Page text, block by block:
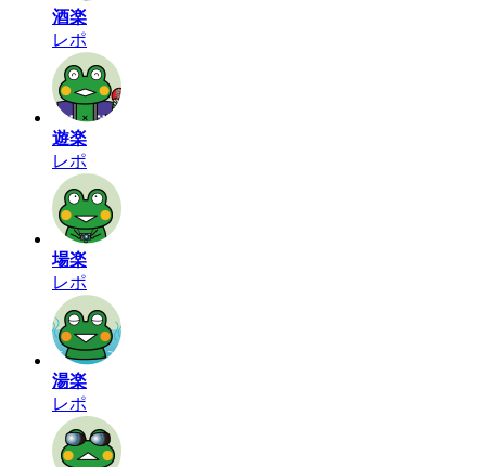
酒楽
レポ
遊楽
レポ
場楽
レポ
湯楽
レポ